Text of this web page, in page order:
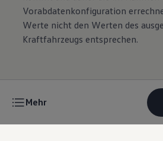
Mehr
Vorabdatenkonfiguration
Werte nicht den Werten des
Kraftfahrzeugs entsprechen.